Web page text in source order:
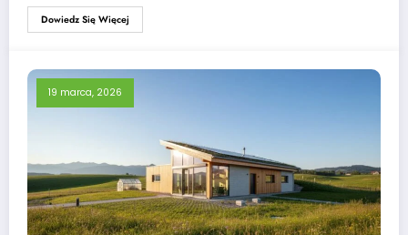
Dowiedz Się Więcej
19 marca, 2026